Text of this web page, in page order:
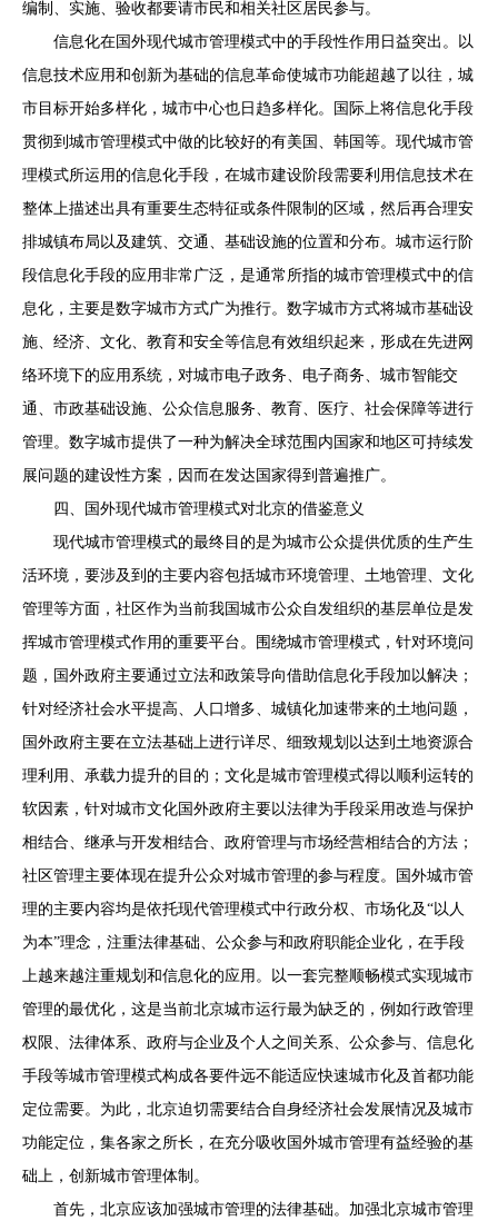
编制、实施、验收都要请市民和相关社区居民参与。
信息化在国外现代城市管理模式中的手段性作用日益突出。以
信息技术应用和创新为基础的信息革命使城市功能超越了以往，城
市目标开始多样化，城市中心也日趋多样化。国际上将信息化手段
贯彻到城市管理模式中做的比较好的有美国、韩国等。现代城市管
理模式所运用的信息化手段，在城市建设阶段需要利用信息技术在
整体上描述出具有重要生态特征或条件限制的区域，然后再合理安
排城镇布局以及建筑、交通、基础设施的位置和分布。城市运行阶
段信息化手段的应用非常广泛，是通常所指的城市管理模式中的信
息化，主要是数字城市方式广为推行。数字城市方式将城市基础设
施、经济、文化、教育和安全等信息有效组织起来，形成在先进网
络环境下的应用系统，对城市电子政务、电子商务、城市智能交
通、市政基础设施、公众信息服务、教育、医疗、社会保障等进行
管理。数字城市提供了一种为解决全球范围内国家和地区可持续发
展问题的建设性方案，因而在发达国家得到普遍推广。
四、国外现代城市管理模式对北京的借鉴意义
现代城市管理模式的最终目的是为城市公众提供优质的生产生
活环境，要涉及到的主要内容包括城市环境管理、土地管理、文化
管理等方面，社区作为当前我国城市公众自发组织的基层单位是发
挥城市管理模式作用的重要平台。围绕城市管理模式，针对环境问
题，国外政府主要通过立法和政策导向借助信息化手段加以解决；
针对经济社会水平提高、人口增多、城镇化加速带来的土地问题，
国外政府主要在立法基础上进行详尽、细致规划以达到土地资源合
理利用、承载力提升的目的；文化是城市管理模式得以顺利运转的
软因素，针对城市文化国外政府主要以法律为手段采用改造与保护
相结合、继承与开发相结合、政府管理与市场经营相结合的方法；
社区管理主要体现在提升公众对城市管理的参与程度。国外城市管
理的主要内容均是依托现代管理模式中行政分权、市场化及“以人
为本”理念，注重法律基础、公众参与和政府职能企业化，在手段
上越来越注重规划和信息化的应用。以一套完整顺畅模式实现城市
管理的最优化，这是当前北京城市运行最为缺乏的，例如行政管理
权限、法律体系、政府与企业及个人之间关系、公众参与、信息化
手段等城市管理模式构成各要件远不能适应快速城市化及首都功能
定位需要。为此，北京迫切需要结合自身经济社会发展情况及城市
功能定位，集各家之所长，在充分吸收国外城市管理有益经验的基
础上，创新城市管理体制。
首先，北京应该加强城市管理的法律基础。加强北京城市管理